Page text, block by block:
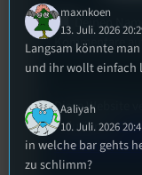
Deinen
Kommentare
Diese Website
reduzieren.
verarbeitet
maxnkoen
13. Juli. 2026
Langsam könnte
und ihr wollt einfach
Aaliyah
10. Juli. 2026
in welche bar gehts
zu schlimm?